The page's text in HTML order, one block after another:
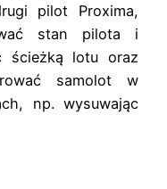
pilot Proxima,
stan pilota i
ścieżką lotu oraz
samolot w
np. wysuwając